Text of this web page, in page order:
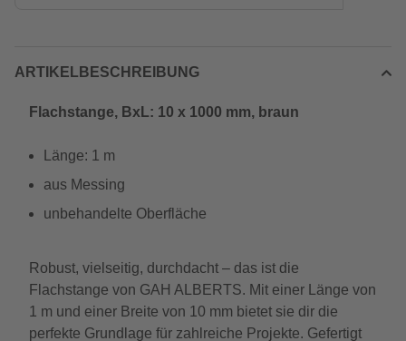
ARTIKELBESCHREIBUNG
Flachstange, BxL: 10 x 1000 mm, braun
Länge: 1 m
aus Messing
unbehandelte Oberfläche
Robust, vielseitig, durchdacht – das ist die
Flachstange von GAH ALBERTS. Mit einer Länge von
1 m und einer Breite von 10 mm bietet sie dir die
perfekte Grundlage für zahlreiche Projekte. Gefertigt